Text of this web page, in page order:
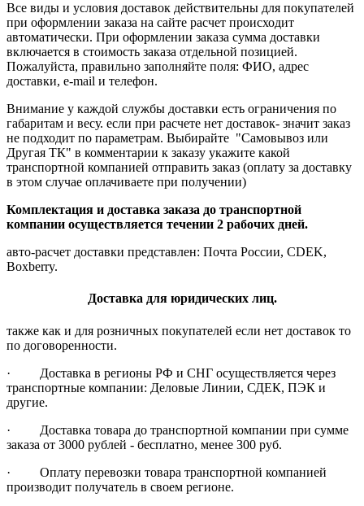
Все виды и условия доставок действительны для покупателей
при оформлении заказа на сайте расчет происходит
автоматически. При оформлении заказа сумма доставки
включается в стоимость заказа отдельной позицией.
Пожалуйста, правильно заполняйте поля: ФИО, адрес
доставки, e-mail и телефон.
Внимание у каждой службы доставки есть ограничения по
габаритам и весу. если при расчете нет доставок- значит заказ
не подходит по параметрам. Выбирайте "Самовывоз или
Другая ТК" в комментарии к заказу укажите какой
транспортной компанией отправить заказ (оплату за доставку
в этом случае оплачиваете при получении)
Комплектация и доставка заказа до транспортной
компании осуществляется течении 2 рабочих дней.
авто-расчет доставки представлен: Почта России, CDEK,
Boxberry.
Доставка для юридических лиц.
также как и для розничных покупателей если нет доставок то
по договоренности.
· Доставка в регионы РФ и СНГ осуществляется через
транспортные компании: Деловые Линии, СДЕК, ПЭК и
другие.
· Доставка товара до транспортной компании при сумме
заказа от 3000 рублей - бесплатно, менее 300 руб.
· Оплату перевозки товара транспортной компанией
производит получатель в своем регионе.